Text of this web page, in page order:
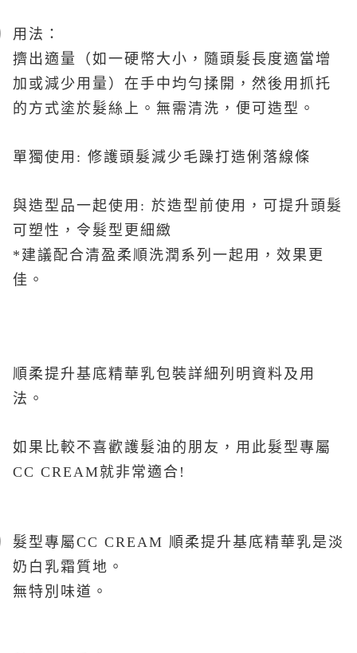
用法：
擠出適量（如一硬幣大小，隨頭髮長度適當增
加或減少用量）在手中均勻揉開，然後用抓托
的方式塗於髮絲上。無需清洗，便可造型。
單獨使用 : 修護頭髮減少毛躁打造俐落線條
與造型品一起使用 : 於造型前使用，可提升頭髮
可塑性，令髮型更細緻
* 建議配合清盈柔順洗潤系列一起用，效果更
佳。
順柔提升基底精華乳包裝詳細列明資料及用
法。
如果比較不喜歡護髮油的朋友，用此髮型專屬
CC CREAM就非常適合 !
髮型專屬CC CREAM 順柔提升基底精華乳是淡
奶白乳霜質地。
無特別味道。